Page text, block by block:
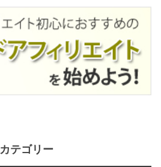
カテゴリー